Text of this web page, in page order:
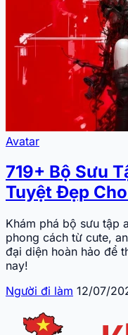
Avatar
719+ Bộ Sưu
Tuyệt Đẹp
Khám phá bộ sưu tập
phong cách từ cute,
đại diện hoàn hảo để
nay!
Người đi làm 12/07/